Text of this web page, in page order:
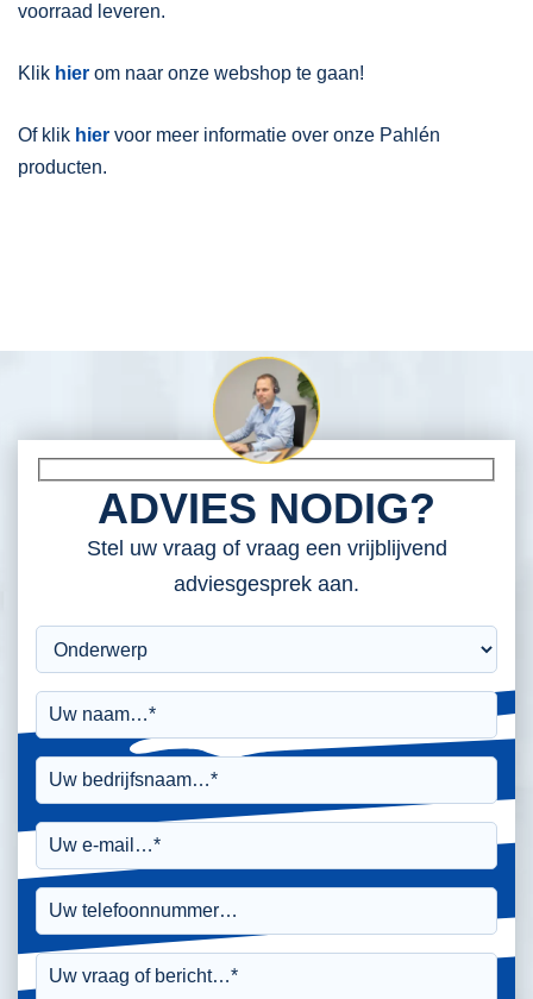
voorraad leveren.
Klik hier om naar onze webshop te gaan!
Of klik hier voor meer informatie over onze Pahlén
producten.
ADVIES NODIG?
Stel uw vraag of vraag een vrijblijvend
adviesgesprek aan.